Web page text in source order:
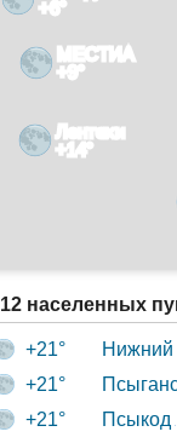
Лентехи
+14°
+6°
МЕСТИА
+9°
населенных
+21°
+21°
+21°
Нижний
Псыкод